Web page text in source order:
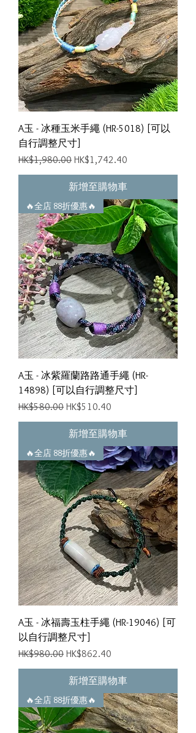
A玉 - 冰種玉米手繩 (HR-5018) [可以
自行調整尺寸]
一般價格
HK$1,980.00 促銷價格
HK$1,742.40
新增至購物車
🔥全店 88折優惠🔥
A玉 - 冰紫羅蘭路路通手繩 (HR-
14898) [可以自行調整尺寸]
一般價格
HK$580.00 促銷價格
HK$510.40
新增至購物車
🔥全店 88折優惠🔥
A玉 - 冰福壽玉柱手繩 (HR-19046) [可
以自行調整尺寸]
一般價格
HK$980.00 促銷價格
HK$862.40
新增至購物車
🔥全店 88折優惠🔥